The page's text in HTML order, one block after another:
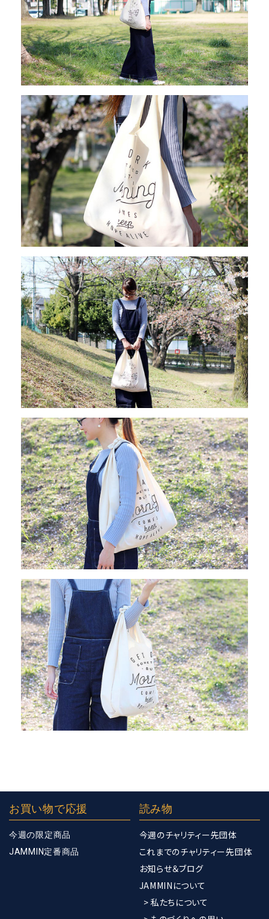
お買い物で応援
今週の限定商品
JAMMIN定番商品
読み物
今週のチャリティー先団体
これまでのチャリティー先団体
お知らせ＆ブログ
JAMMINについて
> 私たちについて